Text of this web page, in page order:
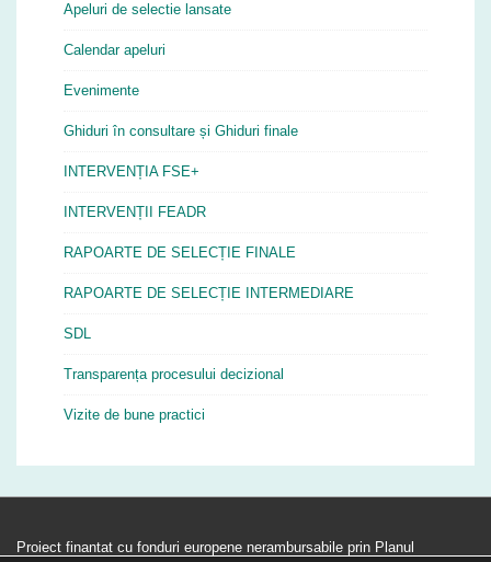
Apeluri de selectie lansate
Calendar apeluri
Evenimente
Ghiduri în consultare și Ghiduri finale
INTERVENȚIA FSE+
INTERVENȚII FEADR
RAPOARTE DE SELECȚIE FINALE
RAPOARTE DE SELECȚIE INTERMEDIARE
SDL
Transparența procesului decizional
Vizite de bune practici
Proiect finantat cu fonduri europene nerambursabile prin Planul